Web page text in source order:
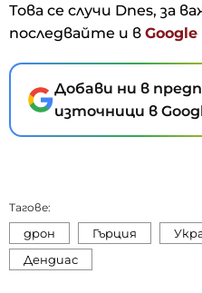
Това се случи Dnes, за
последвайте и в Google
Добави ни в
източници в
Тагове:
дрон Гърция
Дендиас